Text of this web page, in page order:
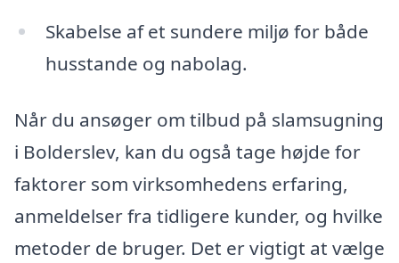
Skabelse af et sundere miljø for både
husstande og nabolag.
Når du ansøger om tilbud på slamsugning
i Bolderslev, kan du også tage højde for
faktorer som virksomhedens erfaring,
anmeldelser fra tidligere kunder, og hvilke
metoder de bruger. Det er vigtigt at vælge